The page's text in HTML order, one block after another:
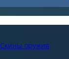
Скины оружия